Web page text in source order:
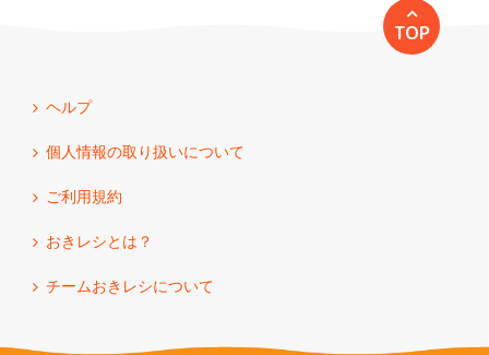
TOP
ヘルプ
個人情報の取り扱いについて
ご利用規約
おきレシとは？
チームおきレシについて